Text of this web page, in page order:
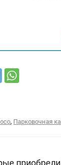
, Парковочная